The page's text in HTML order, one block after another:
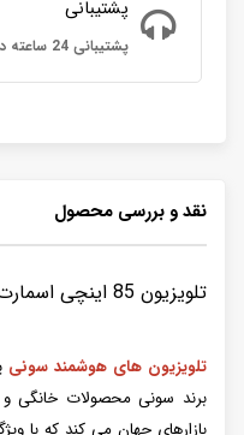
پشتیبانی
پشتیبانی 24 ساعته در 7 روز هفته
نقد و بررسی محصول
تلویزیون 85 اینچی اسمارت سونی مدل 85X80L
تلویزیون های هوشمند سونی
برند سونی محصولات خانگی و